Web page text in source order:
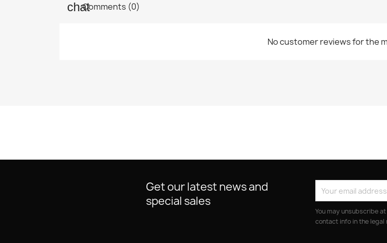
Comments (0)
No customer reviews for the
Get our latest news and
special sales
You may unsubscribe
contact info in the legal